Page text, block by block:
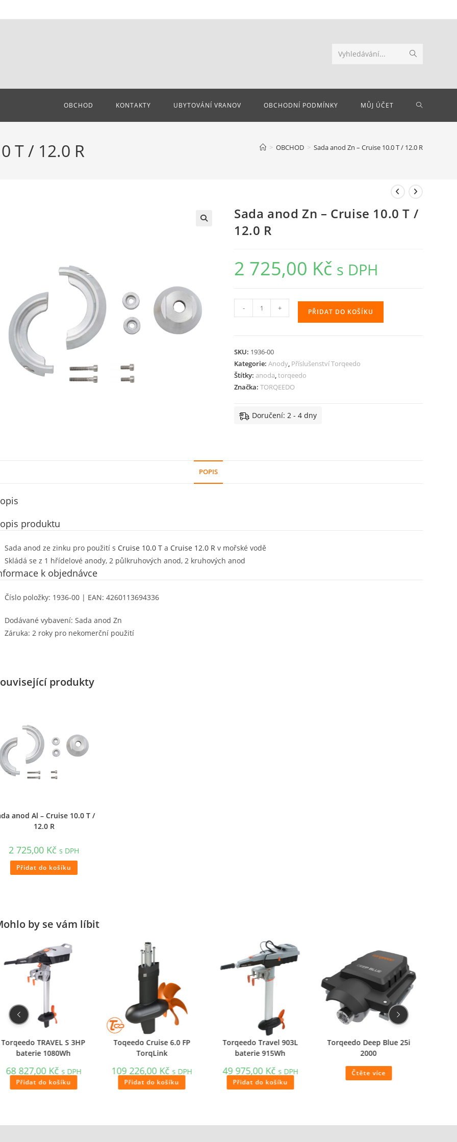
Vyhledávání... Odeslat
OBCHOD KONTAKTY UBYTOVÁNÍ VRANOV OBCHODNÍ PODMÍNKY MŮJ ÚČET PŘEPNOUT
T / 12.0 R > OBCHOD > Sada anod Zn – Cruise 10.0 T / 12.0 R
Sada anod Zn – Cruise 10.0 T /
12.0 R
2 725,00 Kč s DPH
anod
Cruise
10.0
T
- + PŘIDAT DO KOŠÍKU
SKU: 1936-00
Kategorie:Anody, Příslušenství Torqeedo
Štítky:anoda,torqeedo
Značka:TORQEEDO
Doručení: 2 - 4 dny
POPIS
produktu
Sada anod ze zinku pro použití s ​​Cruise 10.0 Ta Cruise 12.0 Rv mořské vodě
Skládá se z 1 hřídelové anody, 2 půlkruhových anod, 2 kruhových anod
k objednávce
Číslo položky: 1936-00 | EAN: 4260113694336
Dodávané vybavení: Sada anod Zn
Záruka: 2 roky pro nekomerční použití
produkty
anod Al – Cruise 10.0 T /
12.0 R
2 725,00 Kč s DPH
Přidat do košíku
by se vám líbit
Torqeedo TRAVEL S 3HP
baterie 1080Wh
68 827,00 Kč s DPH
Přidat do košíku
Toqeedo Cruise 6.0 FP
TorqLink
109 226,00 Kč s DPH
Přidat do košíku
Torqeedo Travel 903L
baterie 915Wh
49 975,00 Kč s DPH
Přidat do košíku
Torqeedo Deep Blue 25i
2000
Čtěte více